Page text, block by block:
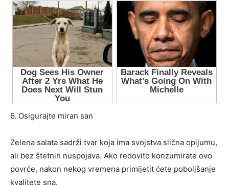
6. Osigurajte miran san
Zelena salata sadrži tvar koja ima svojstva slična opijumu,
ali bez štetnih nuspojava. Ako redovito konzumirate ovo
povrće, nakon nekog vremena primijetit ćete poboljšanje
kvalitete sna.